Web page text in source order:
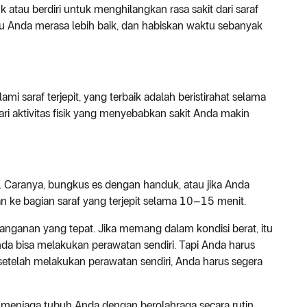
berdiri untuk menghilangkan rasa sakit dari saraf
merasa lebih baik, dan habiskan waktu sebanyak
saraf terjepit, yang terbaik adalah beristirahat selama
aktivitas fisik yang menyebabkan sakit Anda makin
bungkus es dengan handuk, atau jika Anda
ke bagian saraf yang terjepit selama 10–15 menit.
yang tepat. Jika memang dalam kondisi berat, itu
bisa melakukan perawatan sendiri. Tapi Anda harus
melakukan perawatan sendiri, Anda harus segera